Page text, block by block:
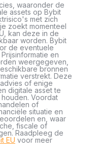
waaronder de
assets op Bybit
met zich
zoekt momenteel
kan deze in de
worden. Bybit
de eventuele
en
weergegeven,
bronnen
verstrekt. Deze
of enige
digitale asset te
Voordat
of
situatie en
en, waar
fiscale of
Raadpleeg de
EU voor meer